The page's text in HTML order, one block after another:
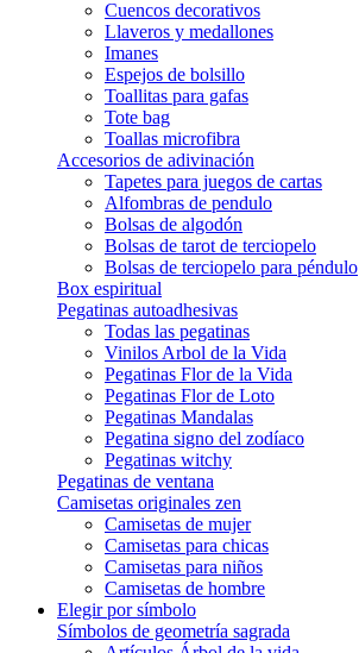
Cuencos decorativos
Llaveros y medallones
Imanes
Espejos de bolsillo
Toallitas para gafas
Tote bag
Toallas microfibra
Accesorios de adivinación
Tapetes para juegos de cartas
Alfombras de pendulo
Bolsas de algodón
Bolsas de tarot de terciopelo
Bolsas de terciopelo para péndulo
Box espiritual
Pegatinas autoadhesivas
Todas las pegatinas
Vinilos Arbol de la Vida
Pegatinas Flor de la Vida
Pegatinas Flor de Loto
Pegatinas Mandalas
Pegatina signo del zodíaco
Pegatinas witchy
Pegatinas de ventana
Camisetas originales zen
Camisetas de mujer
Camisetas para chicas
Camisetas para niños
Camisetas de hombre
Elegir por símbolo
Símbolos de geometría sagrada